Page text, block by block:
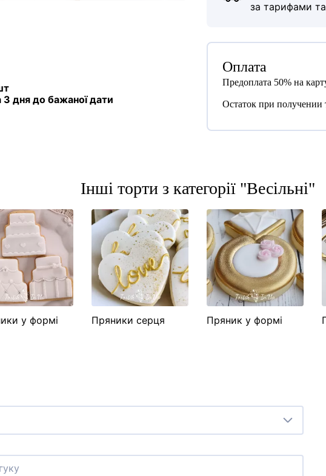
дня до бажаної дати
за тарифами
Оплата
Предоплата 50% на
Остаток при получении
Інші торти з категорії "Весільні"
у формі
Пряники серця
Пряник у формі